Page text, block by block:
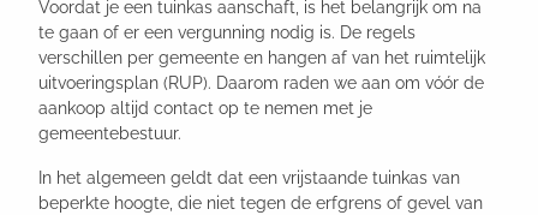
Voordat je een tuinkas aanschaft, is het belangrijk om na
te gaan of er een vergunning nodig is. De regels
verschillen per gemeente en hangen af van het ruimtelijk
uitvoeringsplan (RUP). Daarom raden we aan om vóór de
aankoop altijd contact op te nemen met je
gemeentebestuur.
In het algemeen geldt dat een vrijstaande tuinkas van
beperkte hoogte, die niet tegen de erfgrens of gevel van